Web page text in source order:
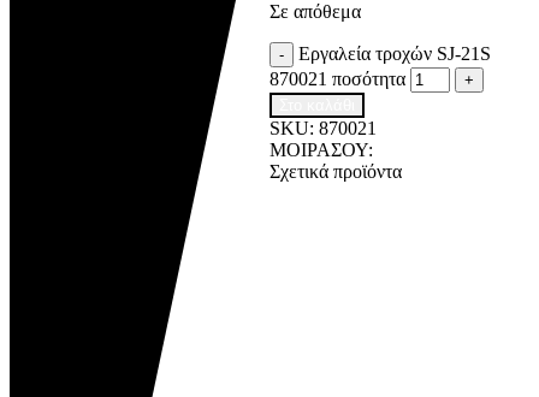
Σε απόθεμα
-
Εργαλεία τροχών SJ-21S
870021 ποσότητα
+
SKU: 870021
ΜΟΙΡΑΣΟΥ:
Σχετικά προϊόντα